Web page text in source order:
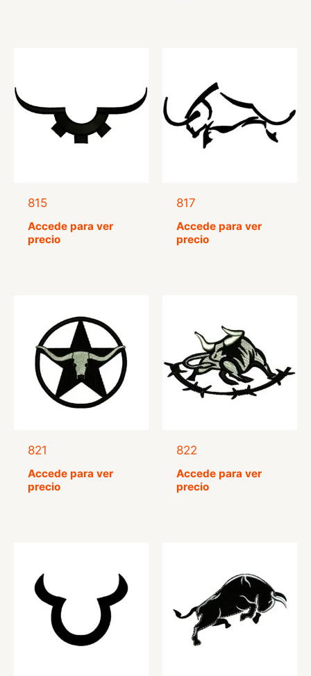
815
Accede para ver
precio
817
Accede para ver
precio
821
Accede para ver
precio
822
Accede para ver
precio